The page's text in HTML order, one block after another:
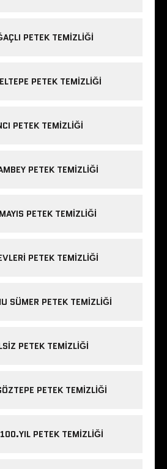
PETEK TEMIZLIĞI
PETEK TEMIZLIĞI
PETEK TEMIZLIĞI
PETEK TEMIZLIĞI
PETEK TEMIZLIĞI
PETEK TEMIZLIĞI
SÜMER PETEK TEMIZLIĞI
PETEK TEMIZLIĞI
PETEK TEMIZLIĞI
PETEK TEMIZLIĞI